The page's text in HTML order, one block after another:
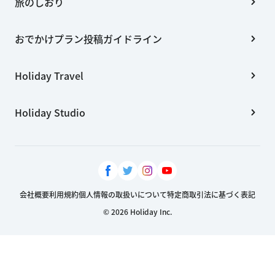
おでかけプラン投稿ガイドライン
Holiday Travel
Holiday Studio
会社概要利用規約個人情報の取扱いについて特定商取引法に基づく表記
© 2026 Holiday Inc.